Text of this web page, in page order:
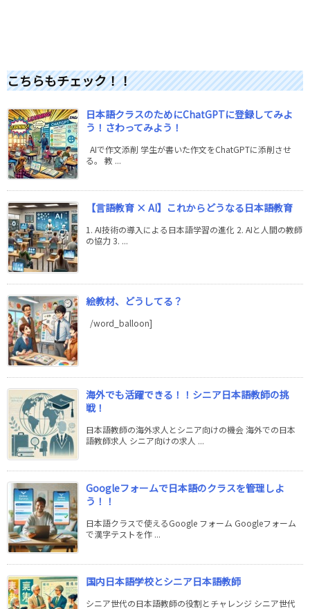
こちらもチェック！！
日本語クラスのためにChatGPTに登録してみよ
う！さわってみよう！
AIで作文添削 学生が書いた作文をChatGPTに添削させ
る。 教 ...
【言語教育 × AI】これからどうなる日本語教育
1. AI技術の導入による日本語学習の進化 2. AIと人間の教師
の協力 3. ...
絵教材、どうしてる？
/word_balloon]
海外でも活躍できる！！シニア日本語教師の挑
戦！
日本語教師の海外求人とシニア向けの機会 海外での日本
語教師求人 シニア向けの求人 ...
Googleフォームで日本語のクラスを管理しよ
う！！
日本語クラスで使えるGoogle フォーム Googleフォーム
で漢字テストを作 ...
国内日本語学校とシニア日本語教師
シニア世代の日本語教師の役割とチャレンジ シニア世代